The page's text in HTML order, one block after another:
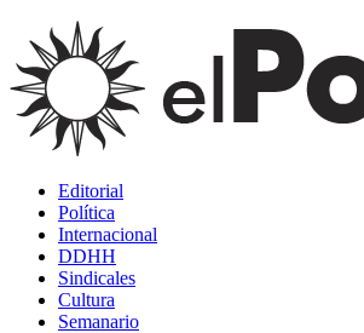
Editorial
Política
Internacional
DDHH
Sindicales
Cultura
Semanario